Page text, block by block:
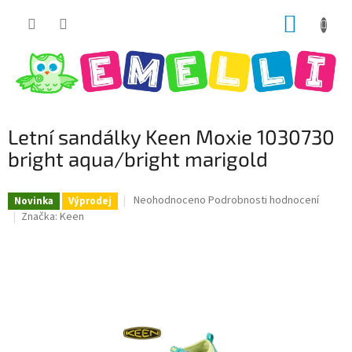
Letní sandálky Keen Moxie 1030730
bright aqua/bright marigold
Novinka Výprodej
Průměrné
Neohodnoceno Podrobnosti hodnocení
Značka: Keen